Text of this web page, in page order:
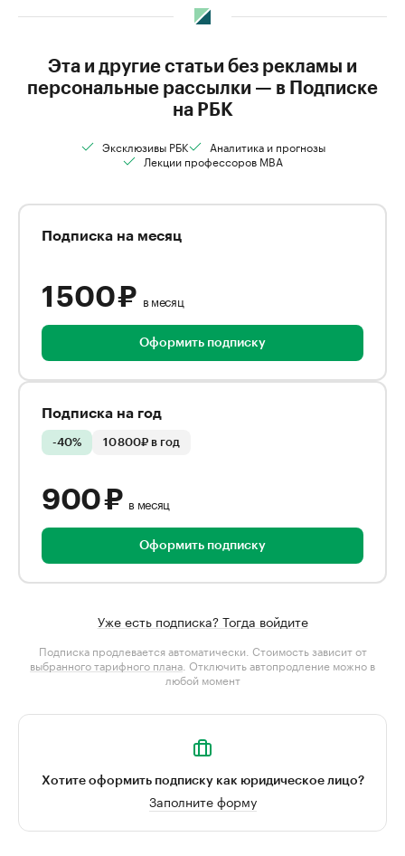
Эта и другие статьи без рекламы и
персональные рассылки — в Подписке
на РБК
Эксклюзивы РБК
Аналитика и прогнозы
Лекции профессоров MBA
Подписка на месяц
1 500 ₽ в месяц
Оформить подписку
Подписка на год
-40% 10 800₽ в год
900 ₽ в месяц
Оформить подписку
Уже есть подписка? Тогда войдите
Подписка продлевается автоматически. Стоимость зависит от
выбранного тарифного плана . Отключить автопродление можно в
любой момент
Хотите оформить подписку как юридическое лицо?
Заполните форму